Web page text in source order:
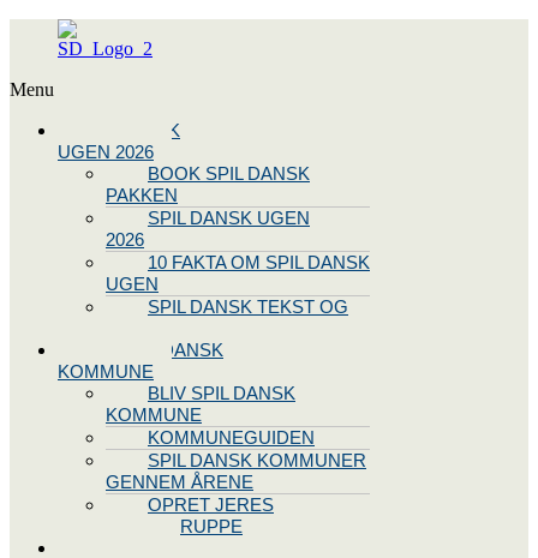
Menu
SPIL DANSK
UGEN 2026
BOOK SPIL DANSK
PAKKEN
SPIL DANSK UGEN
2026
10 FAKTA OM SPIL DANSK
UGEN
SPIL DANSK TEKST OG
BLIV SPIL DANSK
KOMMUNE
BLIV SPIL DANSK
KOMMUNE
KOMMUNEGUIDEN
SPIL DANSK KOMMUNER
GENNEM ÅRENE
OPRET JERES
STYREGRUPPE